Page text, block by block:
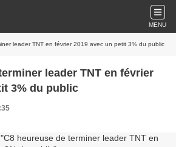
MENU
leader TNT en février 2019 avec un petit 3% du public
leader TNT en février
3% du public